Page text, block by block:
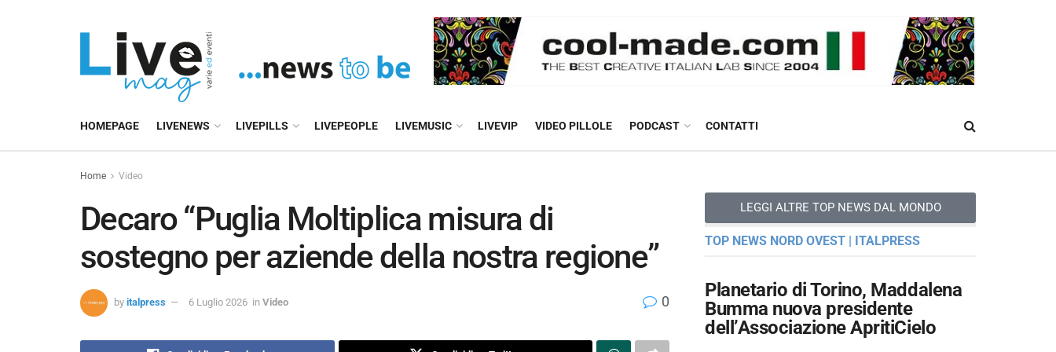
HOMEPAGE LIVENEWS LIVEPILLS LIVEPEOPLE LIVEMUSIC LIVEVIP VIDEO PILLOLE PODCAST CONTATTI
Home Video
Decaro “Puglia Moltiplica misura di
sostegno per aziende della nostra regione”
by italpress 6 Luglio 2026 in Video 0
LEGGI ALTRE TOP NEWS DAL MONDO
TOP NEWS NORD OVEST | ITALPRESS
Planetario di Torino, Maddalena
Bumma nuova presidente
dell’Associazione ApritiCielo